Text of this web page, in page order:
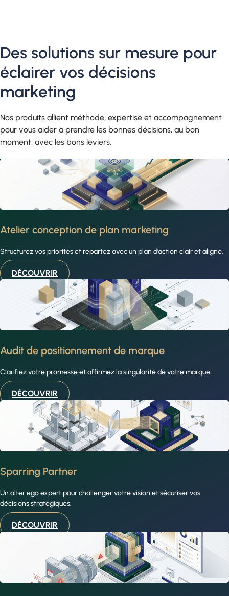
Des solutions sur mesure pour
éclairer vos décisions
marketing
Nos produits allient méthode, expertise et accompagnement
pour vous aider à prendre les bonnes décisions, au bon
moment, avec les bons leviers.
Atelier conception de plan marketing
Structurez vos priorités et repartez avec un plan d’action clair et aligné.
DÉCOUVRIR
Audit de positionnement de marque
Clarifiez votre promesse et affirmez la singularité de votre marque.
DÉCOUVRIR
Sparring Partner
Un alter ego expert pour challenger votre vision et sécuriser vos
décisions stratégiques.
DÉCOUVRIR